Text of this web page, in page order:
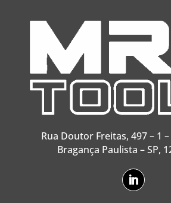
Rua Doutor Freitas, 497 – 1
Bragança Paulista – SP,